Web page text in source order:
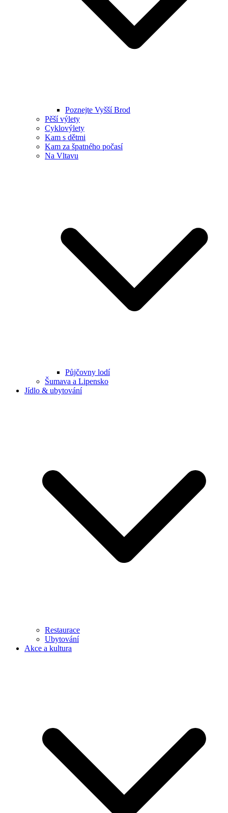
Poznejte Vyšší Brod
Pěší výlety
Cyklovýlety
Kam s dětmi
Kam za špatného počasí
Na Vltavu
Půjčovny lodí
Šumava a Lipensko
Jídlo & ubytování
Restaurace
Ubytování
Akce a kultura